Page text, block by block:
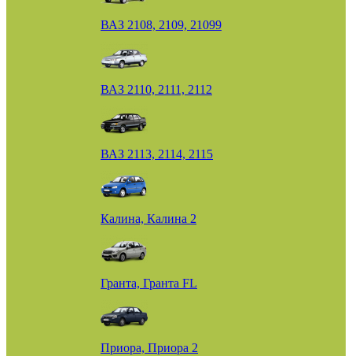
ВАЗ 2108, 2109, 21099
ВАЗ 2110, 2111, 2112
ВАЗ 2113, 2114, 2115
Калина, Калина 2
Гранта, Гранта FL
Приора, Приора 2